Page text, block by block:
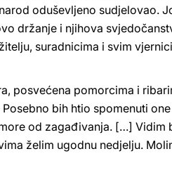
oduševljeno sudjelovao.
držanje i njihova
suradnicima i svim
posvećena pomorcima i
bih htio spomenuti
od zagađivanja. […]
želim ugodnu nedjelju.